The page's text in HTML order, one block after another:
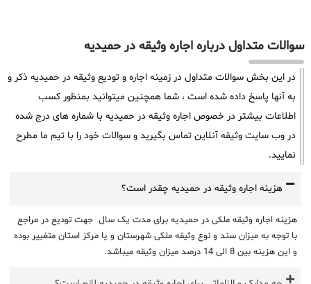
سوالات متداول درباره اجاره وثیقه در حمیدیه
در این بخش سوالات متداول در زمینه اجاره و تودیع وثیقه در حمیدیه ذکر و
به آنها پاسخ داده شده است ، شما همچنین میتوانید بمنظور کسب
اطلاعات بیشتر در خصوص اجاره وثیقه در حمیدیه با شماره های درج شده
در وب سایت وثیقه آنلاین تماس بگیرید و سوالات خود را با تیم ما مطرح
نمایید.
هزینه اجاره وثیقه در حمیدیه چقدر است؟
هزینه اجاره وثیقه ملکی در حمیدیه برای مدت یک سال جهت تودیع در مراجع
با توجه به میزان سند و نوع وثیقه ملکی شهرستان و یا مرکز استان متغییر بوده
و این هزینه بین 8 الی 14 درصد میزان وثیقه میباشد.